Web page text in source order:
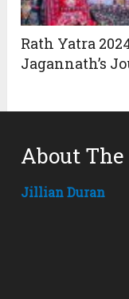
Rath Yatra
Jagannath’s
About
Jillian Duran